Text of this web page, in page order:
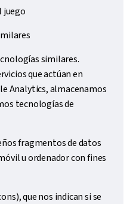
juego
similares.
que actúan en
Analytics, almacenamos
tecnologías de
fragmentos de datos
u ordenador con fines
que nos indican si se